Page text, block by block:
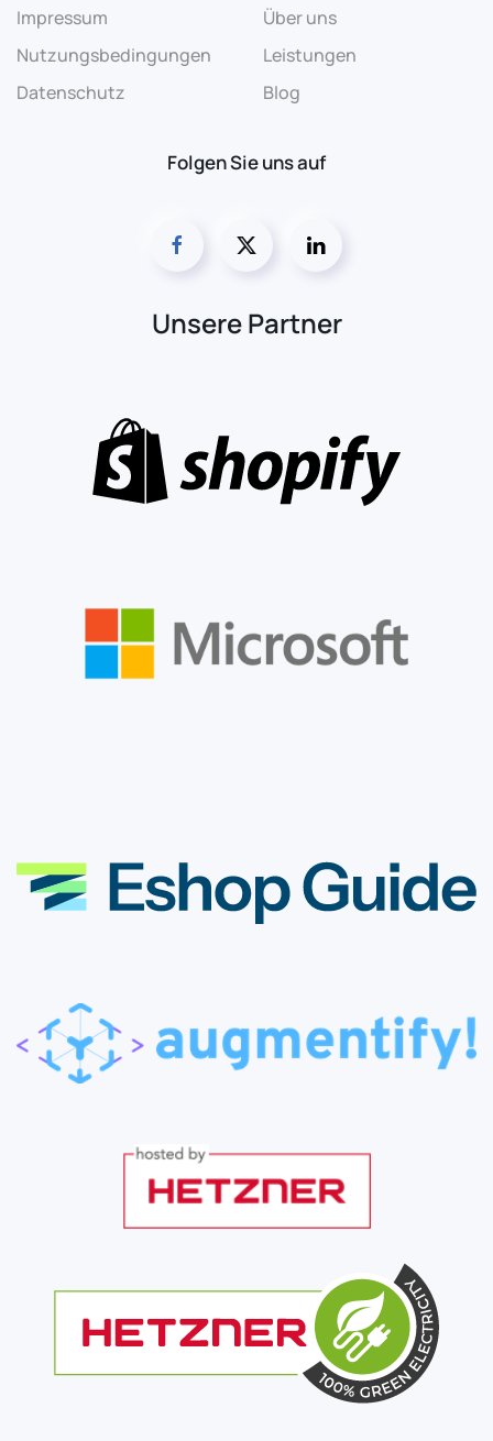
Impressum
Nutzungsbedingungen
Datenschutz
Über uns
Leistungen
Blog
Folgen Sie uns auf
Unsere Partner